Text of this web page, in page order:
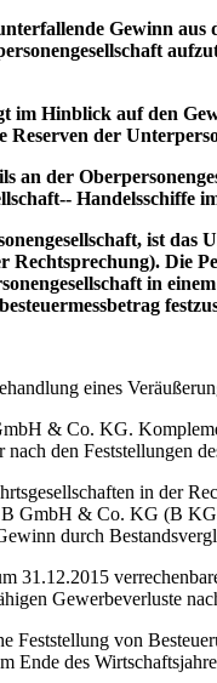
Gewinn
im Hinblick auf den
der
an der
ist
Die
in
eines
& Co. KG.
den Feststellungen
in der
B GmbH & Co. KG (B
durch
verrechenbare
von
Ende des